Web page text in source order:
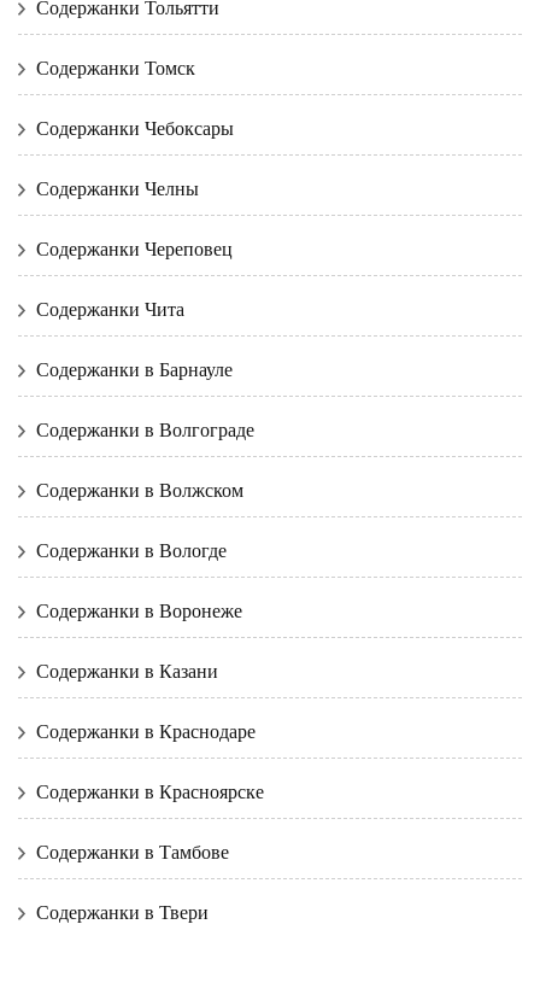
Содержанки Тольятти
Содержанки Томск
Содержанки Чебоксары
Содержанки Челны
Содержанки Череповец
Содержанки Чита
Содержанки в Барнауле
Содержанки в Волгограде
Содержанки в Волжском
Содержанки в Вологде
Содержанки в Воронеже
Содержанки в Казани
Содержанки в Краснодаре
Содержанки в Красноярске
Содержанки в Тамбове
Содержанки в Твери